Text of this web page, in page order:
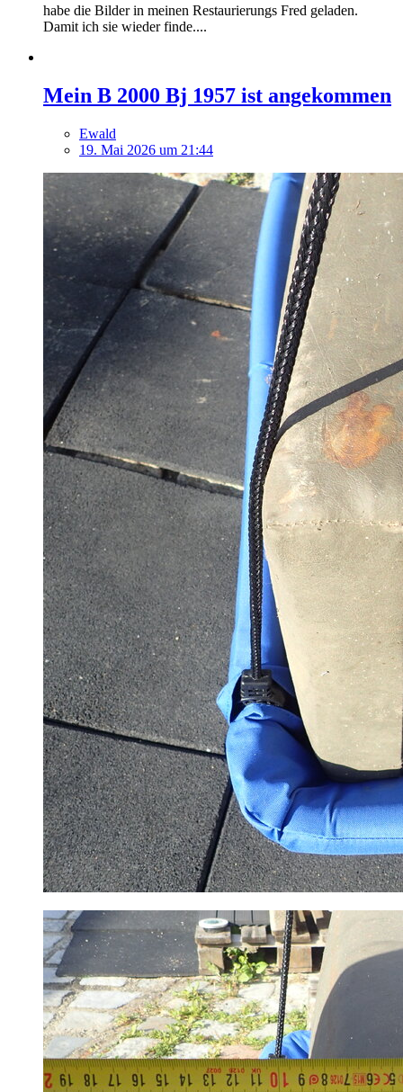
habe die Bilder in meinen Restaurierungs Fred geladen.
Damit ich sie wieder finde....
Mein B 2000 Bj 1957 ist angekommen
Ewald
19. Mai 2026 um 21:44